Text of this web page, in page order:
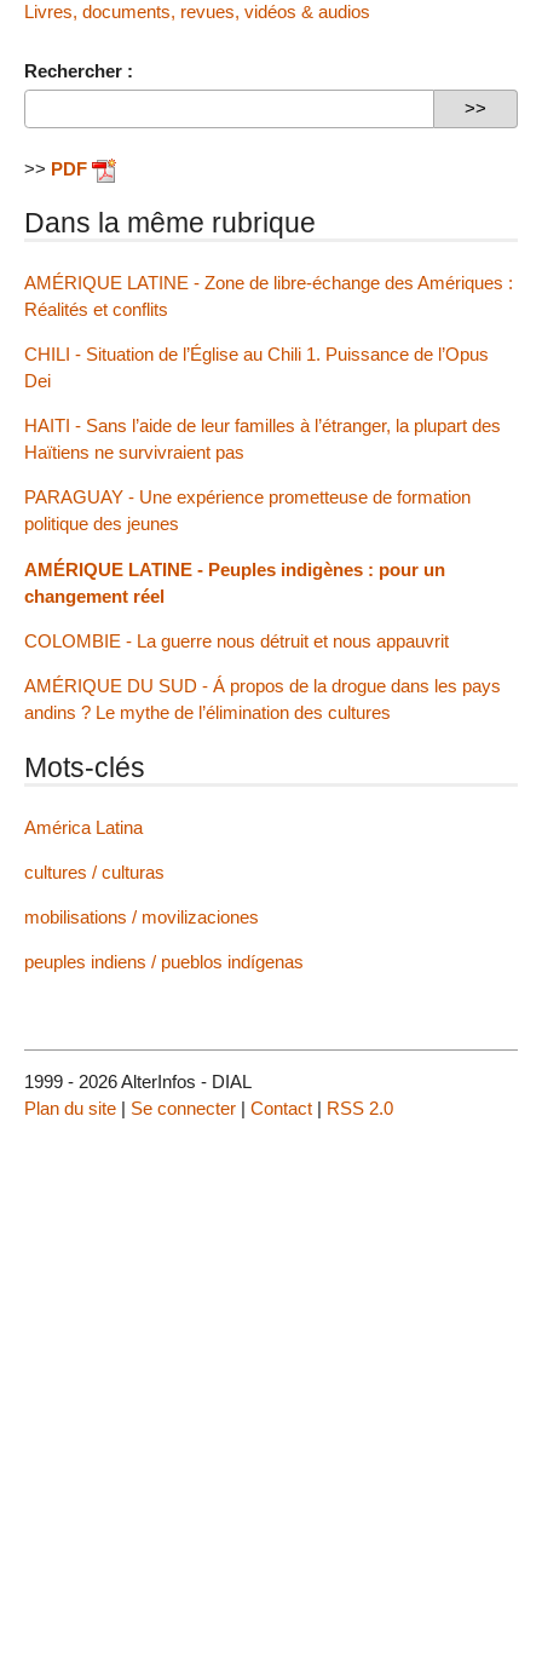
Livres, documents, revues, vidéos & audios
Rechercher :
>> PDF
Dans la même rubrique
AMÉRIQUE LATINE - Zone de libre-échange des Amériques :
Réalités et conflits
CHILI - Situation de l’Église au Chili 1. Puissance de l’Opus
Dei
HAITI - Sans l’aide de leur familles à l’étranger, la plupart des
Haïtiens ne survivraient pas
PARAGUAY - Une expérience prometteuse de formation
politique des jeunes
AMÉRIQUE LATINE - Peuples indigènes : pour un
changement réel
COLOMBIE - La guerre nous détruit et nous appauvrit
AMÉRIQUE DU SUD - Á propos de la drogue dans les pays
andins ? Le mythe de l’élimination des cultures
Mots-clés
América Latina
cultures / culturas
mobilisations / movilizaciones
peuples indiens / pueblos indígenas
1999 - 2026 AlterInfos - DIAL
Plan du site | Se connecter | Contact | RSS 2.0